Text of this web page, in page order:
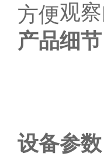
方便观
产品细节
设备参数